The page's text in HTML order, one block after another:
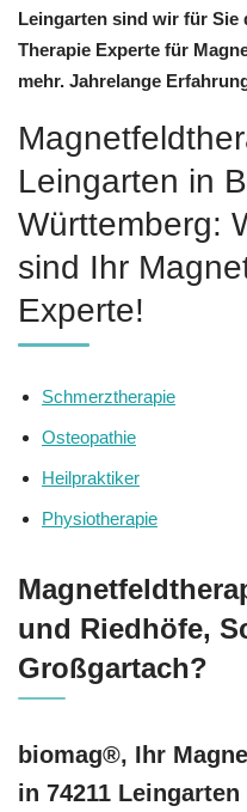
Leingarten sind wir für Sie
Therapie Experte für
mehr. Jahrelange
Leingarten in
Württemberg:
sind Ihr
Experte!
Schmerztherapie
Osteopathie
Heilpraktiker
Physiotherapie
und Riedhöfe,
Großgartach?
biomag®, Ihr
in 74211